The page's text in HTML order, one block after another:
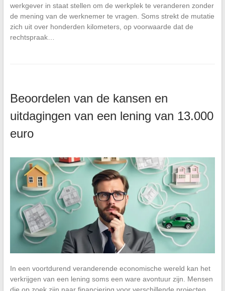
werkgever in staat stellen om de werkplek te veranderen zonder
de mening van de werknemer te vragen. Soms strekt de mutatie
zich uit over honderden kilometers, op voorwaarde dat de
rechtspraak…
Beoordelen van de kansen en
uitdagingen van een lening van 13.000
euro
In een voortdurend veranderende economische wereld kan het
verkrijgen van een lening soms een ware avontuur zijn. Mensen